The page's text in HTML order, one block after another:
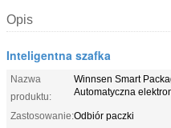
Opis
Inteligentna szafka
Nazwa
produktu:
Winnsen Smart
Automatyczna
Zastosowanie:Odbiór paczki